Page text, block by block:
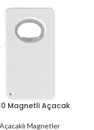
Magnetli Açacak
Açacaklı Magnetler